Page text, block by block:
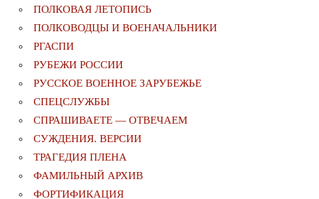
ПОЛКОВАЯ ЛЕТОПИСЬ
ПОЛКОВОДЦЫ И ВОЕНАЧАЛЬНИКИ
РГАСПИ
РУБЕЖИ РОССИИ
РУССКОЕ ВОЕННОЕ ЗАРУБЕЖЬЕ
СПЕЦСЛУЖБЫ
СПРАШИВАЕТЕ — ОТВЕЧАЕМ
СУЖДЕНИЯ. ВЕРСИИ
ТРАГЕДИЯ ПЛЕНА
ФАМИЛЬНЫЙ АРХИВ
ФОРТИФИКАЦИЯ